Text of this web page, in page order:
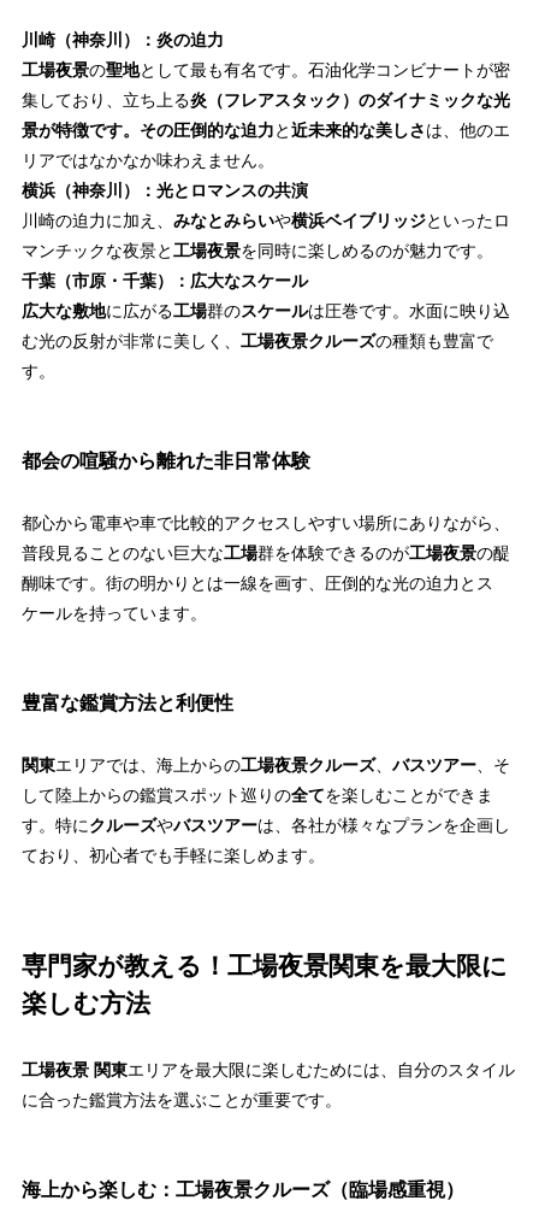
川崎（神奈川）：炎の迫力
工場夜景の聖地として最も有名です。石油化学コンビナートが密
集しており、立ち上る炎（フレアスタック）のダイナミックな光
景が特徴です。その圧倒的な迫力と近未来的な美しさは、他のエ
リアではなかなか味わえません。
横浜（神奈川）：光とロマンスの共演
川崎の迫力に加え、 みなとみらいや横浜ベイブリッジといったロ
マンチックな夜景と工場夜景を同時に楽しめるのが魅力です。
千葉（市原・千葉）：広大なスケール
広大な敷地に広がる工場群のスケールは圧巻です。水面に映り込
む光の反射が非常に美しく、 工場夜景クルーズの種類も豊富で
す。
都会の喧騒から離れた非日常体験
都心から電車や車で比較的アクセスしやすい場所にありながら、
普段見ることのない巨大な工場群を体験できるのが工場夜景の醍
醐味です。街の明かりとは一線を画す、圧倒的な光の迫力とス
ケールを持っています。
豊富な鑑賞方法と利便性
関東エリアでは、海上からの工場夜景クルーズ、 バスツアー、そ
して陸上からの鑑賞スポット巡りの全てを楽しむことができま
す。特にクルーズやバスツアーは、各社が様々なプランを企画し
ており、初心者でも手軽に楽しめます。
専門家が教える！工場夜景関東を最大限に
楽しむ方法
工場夜景 関東エリアを最大限に楽しむためには、自分のスタイル
に合った鑑賞方法を選ぶことが重要です。
海上から楽しむ：工場夜景クルーズ（臨場感重視）